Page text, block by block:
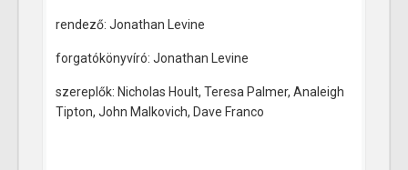
rendező: Jonathan Levine
forgatókönyvíró: Jonathan Levine
szereplők: Nicholas Hoult, Teresa Palmer, Analeigh
Tipton, John Malkovich, Dave Franco